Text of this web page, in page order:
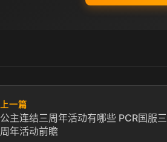
上一篇
公主连结三周年活动有哪些 PCR国服三
周年活动前瞻